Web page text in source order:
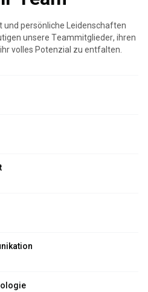
und persönliche Leidenschaften
unsere Teammitglieder, ihren
volles Potenzial zu entfalten.